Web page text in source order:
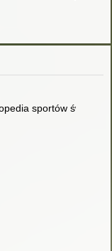
sportów świata.